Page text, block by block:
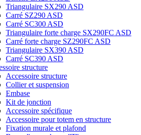
Triangulaire SX290 ASD
Carré SZ290 ASD
Carré SC300 ASD
Triangulaire forte charge SX290FC ASD
Carré forte charge SZ290FC ASD
Triangulaire SX390 ASD
Carré SC390 ASD
structure
Accessoire structure
Collier et suspension
Embase
Kit de jonction
Accessoire spécifique
Accessoire pour totem en structure
Fixation murale et plafond